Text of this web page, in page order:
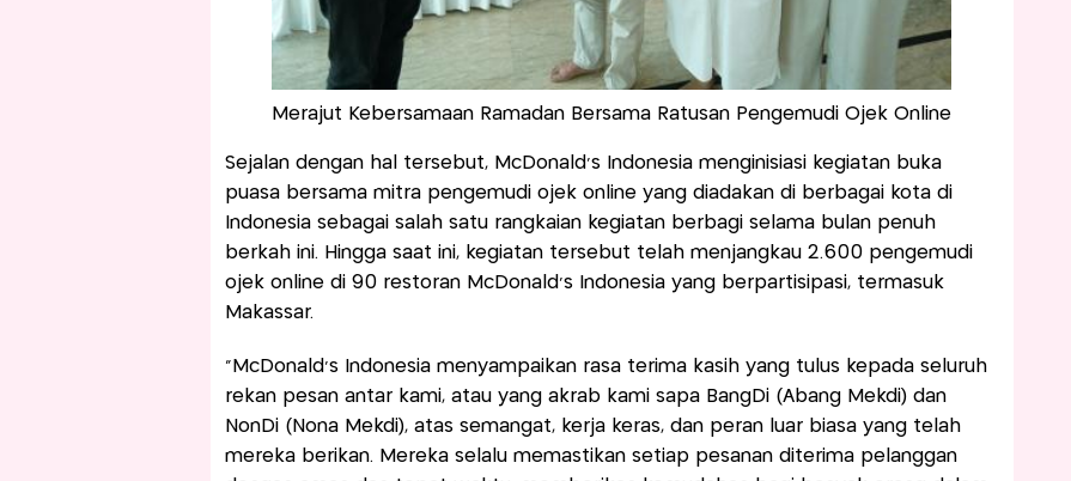
Merajut Kebersamaan Ramadan Bersama Ratusan Pengemudi Ojek Online
Sejalan dengan hal tersebut, McDonald’s Indonesia menginisiasi kegiatan buka
puasa bersama mitra pengemudi ojek online yang diadakan di berbagai kota di
Indonesia sebagai salah satu rangkaian kegiatan berbagi selama bulan penuh
berkah ini. Hingga saat ini, kegiatan tersebut telah menjangkau 2.600 pengemudi
ojek online di 90 restoran McDonald’s Indonesia yang berpartisipasi, termasuk
Makassar.
“McDonald’s Indonesia menyampaikan rasa terima kasih yang tulus kepada seluruh
rekan pesan antar kami, atau yang akrab kami sapa BangDi (Abang Mekdi) dan
NonDi (Nona Mekdi), atas semangat, kerja keras, dan peran luar biasa yang telah
mereka berikan. Mereka selalu memastikan setiap pesanan diterima pelanggan